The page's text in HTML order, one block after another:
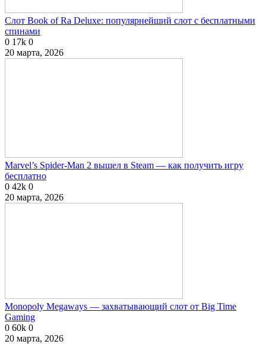
Слот Book of Ra Deluxe: популярнейший слот с бесплатными
спинами
0 17k 0
20 марта, 2026
Marvel’s Spider-Man 2 вышел в Steam — как получить игру
бесплатно
0 42k 0
20 марта, 2026
Monopoly Megaways — захватывающий слот от Big Time
Gaming
0 60k 0
20 марта, 2026